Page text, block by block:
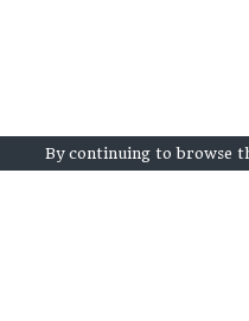
By continuing to browse